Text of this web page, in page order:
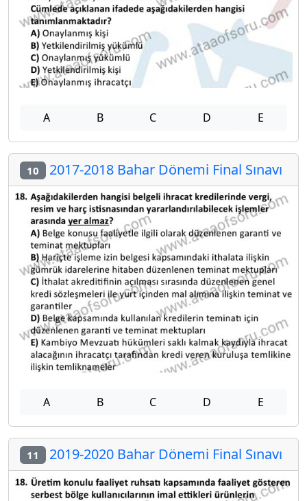
A B C D E
10 2017-2018 Bahar Dönemi Final Sınavı
A B C D E
11 2019-2020 Bahar Dönemi Final Sınavı